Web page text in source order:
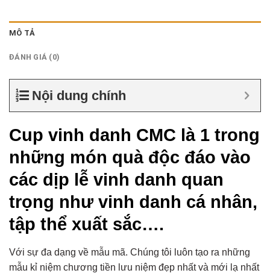
MÔ TẢ
ĐÁNH GIÁ (0)
Nội dung chính
Cup vinh danh CMC là 1 trong
những món quà độc đáo vào
các dịp lễ vinh danh quan
trọng như vinh danh cá nhân,
tập thể xuất sắc….
Với sự đa dạng về mẫu mã. Chúng tôi luôn tạo ra những
mẫu kỉ niệm chương tiền lưu niệm đẹp nhất và mới lạ nhất